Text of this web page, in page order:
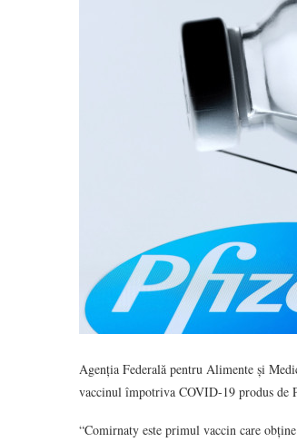
Agenția Federală pentru Alimente și
vaccinul împotriva COVID-19 produs de
“Comirnaty este primul vaccin care